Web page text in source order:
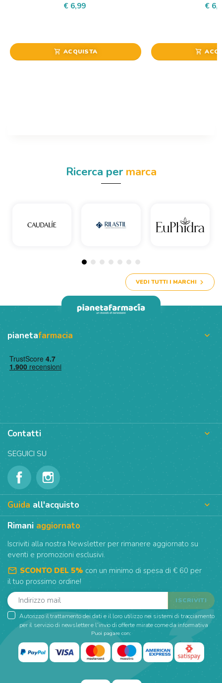
€ 6,99
shopping_cart ACQUISTA
€
shopping_cart
Ricerca permarca
VEDI TUTTI I MARCHI
pianetafarmacia 
Contatti 
SEGUICI SU
Guida all'acquisto 
Rimani aggiornato
Iscriviti alla nostra Newsletter per rimanere aggiornato su
eventi e promozioni esclusivi.
mail_outline SCONTO DEL 5% con un minimo di spesa di € 60 per
il tuo prossimo ordine!
Autorizzo il trattamento dei dati e il loro utilizzo nei sistemi di tracciamento
per il servizio di newsletter e l'invio di offerte mirate come da informativa
Puoi pagare con: